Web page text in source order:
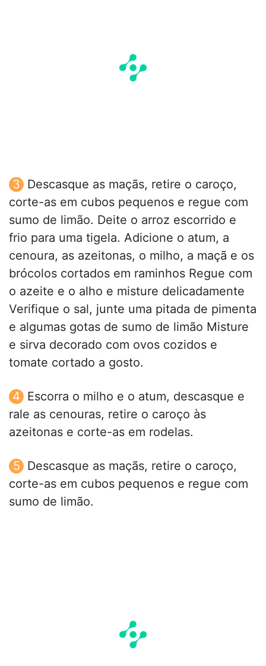
Descasque as maçãs, retire o caroço,
corte-as em cubos pequenos e regue com
sumo de limão. Deite o arroz escorrido e
frio para uma tigela. Adicione o atum, a
cenoura, as azeitonas, o milho, a maçã e os
brócolos cortados em raminhos Regue com
o azeite e o alho e misture delicadamente
Verifique o sal, junte uma pitada de pimenta
e algumas gotas de sumo de limão Misture
e sirva decorado com ovos cozidos e
tomate cortado a gosto.
Escorra o milho e o atum, descasque e
rale as cenouras, retire o caroço às
azeitonas e corte-as em rodelas.
Descasque as maçãs, retire o caroço,
corte-as em cubos pequenos e regue com
sumo de limão.